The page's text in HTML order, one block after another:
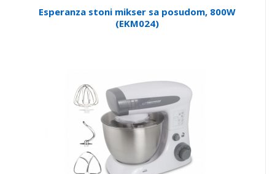
Esperanza stoni mikser sa posudom, 800W
(EKM024)